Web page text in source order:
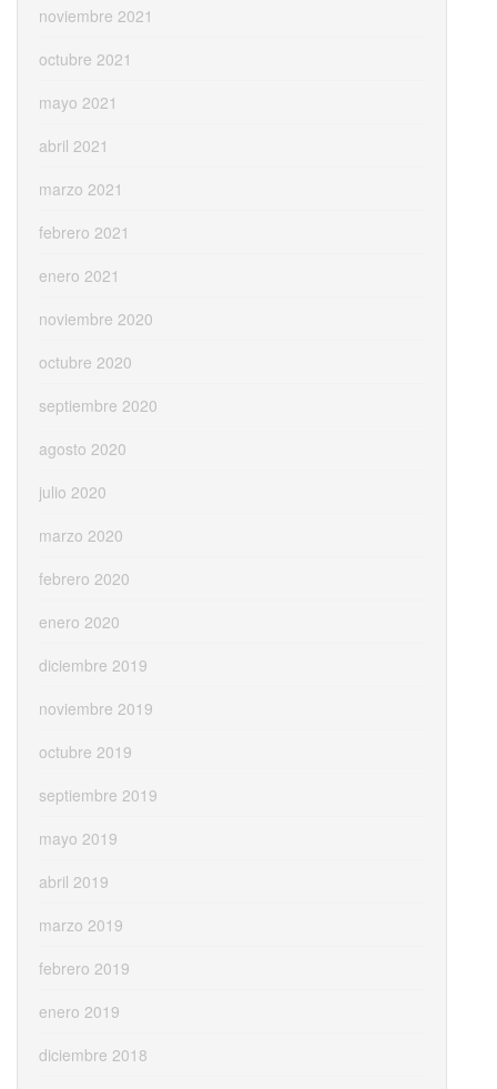
noviembre 2021
octubre 2021
mayo 2021
abril 2021
marzo 2021
febrero 2021
enero 2021
noviembre 2020
octubre 2020
septiembre 2020
agosto 2020
julio 2020
marzo 2020
febrero 2020
enero 2020
diciembre 2019
noviembre 2019
octubre 2019
septiembre 2019
mayo 2019
abril 2019
marzo 2019
febrero 2019
enero 2019
diciembre 2018